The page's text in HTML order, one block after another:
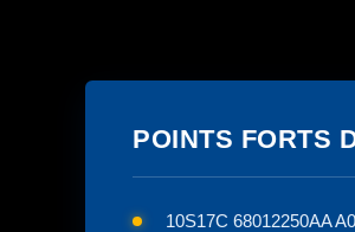
POINTS FORTS
10S17C 68012250AA